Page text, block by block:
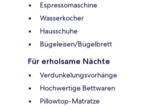
Espressomaschine
Wasserkocher
Hausschuhe
Bügeleisen/Bügelbrett
Für erholsame Nächte
Verdunkelungsvorhänge
Hochwertige Bettwaren
Pillowtop-Matratze